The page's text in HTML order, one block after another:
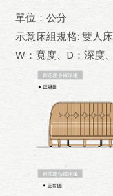
單位：公分
示意床組規格: 雙人
W：寬度、D：深度